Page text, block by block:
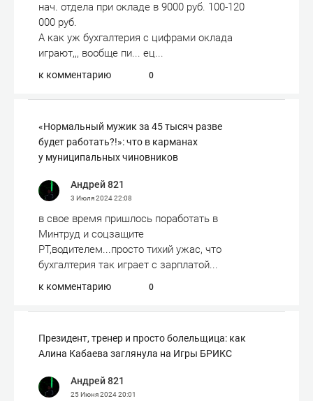
нач. отдела при окладе в 9000 руб. 100-120
000 руб.
А как уж бухгалтерия с цифрами оклада
играют,,, вообще пи... ец...
к комментарию 0
«Нормальный мужик за 45 тысяч разве
будет работать?!»: что в карманах
у муниципальных чиновников
Андрей 821
3 Июля 202422:08
в свое время пришлось поработать в
Минтруд и соцзащите
РТ,водителем...просто тихий ужас, что
бухгалтерия так играет с зарплатой...
к комментарию 0
Президент, тренер и просто болельщица: как
Алина Кабаева заглянула на Игры БРИКС
Андрей 821
25 Июня 202420:01